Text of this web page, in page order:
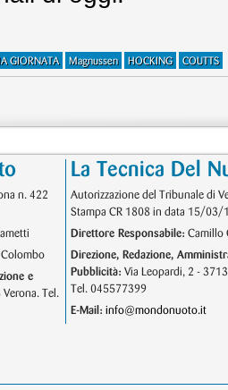
GIORNATA Magnussen HOCKING COUTTS
n. 422
e
Tel.
La Tecnica Del
Autorizzazione del Tribunale di
Stampa CR 1808 in data 15/03/
Direttore Responsabile: Camillo
Direzione, Redazione,
Pubblicità: Via Leopardi, 2 -
Tel. 045577399
E-Mail: info@mondonuoto.it